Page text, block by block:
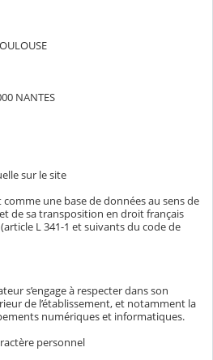
NANTES
sur le site
une base de données au sens de
de sa transposition en droit français
L 341-1 et suivants du code de
s’engage à respecter dans son
de l’établissement, et notamment la
numériques et informatiques.
personnel